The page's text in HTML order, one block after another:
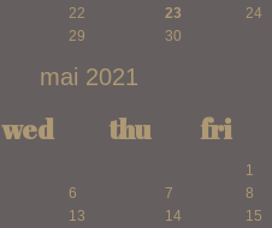
22 23
24
29 30
mai 2021
wed thu fri
1
6 7
8
13 14 15